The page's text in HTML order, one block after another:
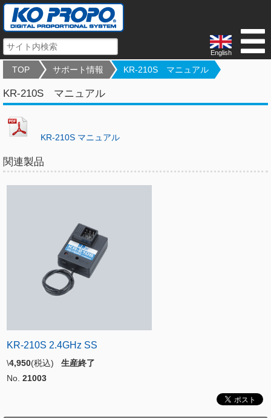
English
TOP サポート情報 KR-210S マニュアル
KR-210S マニュアル
KR-210S マニュアル
関連製品
KR-210S 2.4GHz SS
\4,950(税込) 生産終了
No. 21003